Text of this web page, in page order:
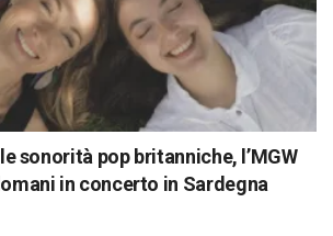
sonorità pop britanniche, l’MGW
in concerto in Sardegna